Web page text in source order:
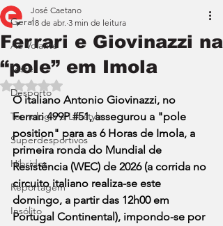
Geral
Ao Volante
Teste
Desporto
Tecnologia e Lifestyle
Superdesportivos
Híbridos
Reportagem
Insólito
Ferrari e Giovinazzi na
“pole” em Imola
José Caetano
18 de abr. 3 min de leitura
Avaliado com NaN de 5 estrelas.
O italiano Antonio Giovinazzi, no
Ferrari 499P #51, assegurou a "pole
position" para as 6 Horas de Imola, a
primeira ronda do Mundial de
Resistência (WEC) de 2026 (a corrida no
circuito italiano realiza-se este
domingo, a partir das 12h00 em
Portugal Continental), impondo-se por